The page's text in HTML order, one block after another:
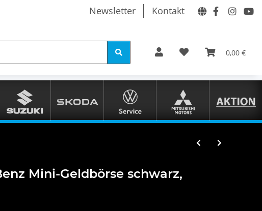
Newsletter Kontakt
0,00 €
Mini-Geldbörse schwarz,